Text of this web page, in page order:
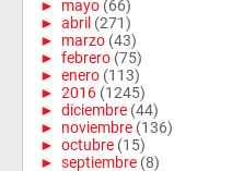
► mayo (66)
► abril (271)
► marzo (43)
► febrero (75)
► enero (113)
► 2016 (1245)
► diciembre (44)
► noviembre (136)
► octubre (15)
► septiembre (8)